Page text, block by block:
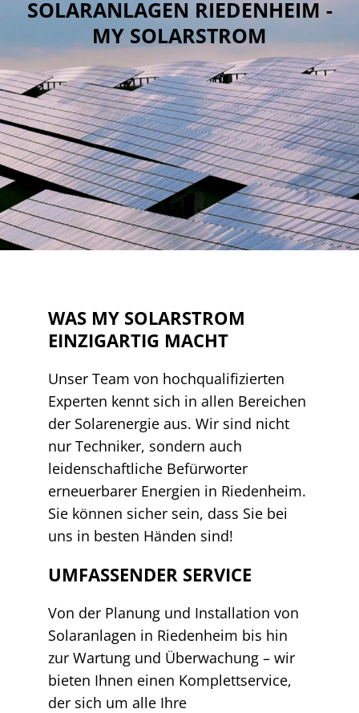
SOLARANLAGEN RIEDENHEIM -
MY SOLARSTROM
WAS MY SOLARSTROM
EINZIGARTIG MACHT
Unser Team von hochqualifizierten
Experten kennt sich in allen Bereichen
der Solarenergie aus. Wir sind nicht
nur Techniker, sondern auch
leidenschaftliche Befürworter
erneuerbarer Energien in Riedenheim.
Sie können sicher sein, dass Sie bei
uns in besten Händen sind!
UMFASSENDER SERVICE
Von der Planung und Installation von
Solaranlagen in Riedenheim bis hin
zur Wartung und Überwachung – wir
bieten Ihnen einen Komplettservice,
der sich um alle Ihre